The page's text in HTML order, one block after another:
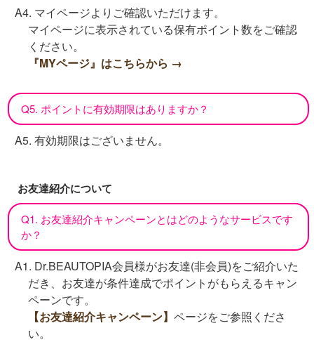
A4. マイページよりご確認いただけます。
マイページに表示されている保有ポイント数をご確認
ください。
『MYページ』はこちらから →
Q5. ポイントに有効期限はありますか？
A5. 有効期限はございません。
お友達紹介について
Q1. お友達紹介キャンペーンとはどのようなサービスです
か？
A1. Dr.BEAUTOPIA会員様がお友達(非会員)をご紹介いた
だき、お友達が条件達成でポイントがもらえるキャン
ペーンです。
【お友達紹介キャンペーン】ページをご参照くださ
い。